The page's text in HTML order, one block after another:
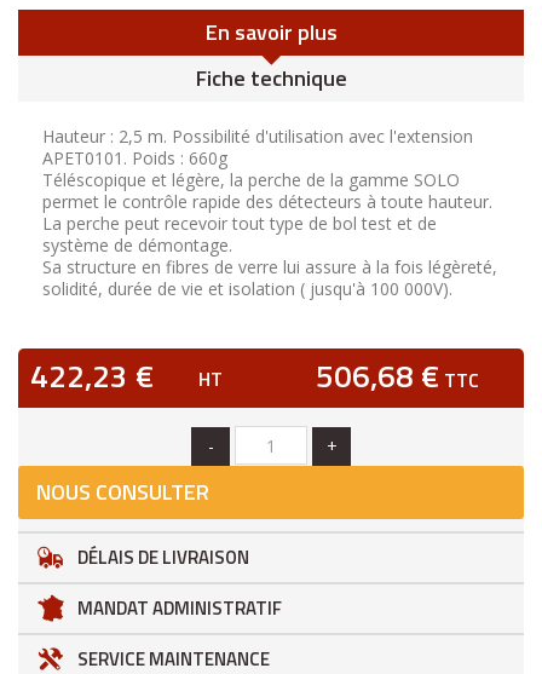
En savoir plus
Fiche technique
Hauteur : 2,5 m. Possibilité d'utilisation avec l'extension
APET0101. Poids : 660g
Téléscopique et légère, la perche de la gamme SOLO
permet le contrôle rapide des détecteurs à toute hauteur.
La perche peut recevoir tout type de bol test et de
système de démontage.
Sa structure en fibres de verre lui assure à la fois légèreté,
solidité, durée de vie et isolation ( jusqu'à 100 000V).
422,23 € HT 506,68 € TTC
- +
NOUS CONSULTER
DÉLAIS DE LIVRAISON
MANDAT ADMINISTRATIF
SERVICE MAINTENANCE